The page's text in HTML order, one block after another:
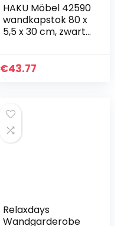
HAKU Möbel 42590
wandkapstok 80 x
5,5 x 30 cm, zwart
€43.77
Relaxdays
Wandgarderobe